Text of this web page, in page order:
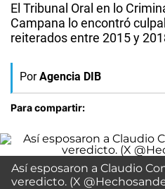
El Tribunal Oral en lo
Campana lo encontró
reiterados entre 2015 y
Por Agencia DIB
Para compartir:
Así esposaron a Claudio
veredicto. (X